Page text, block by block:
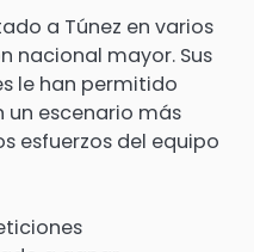
a Túnez en varios
nacional mayor. Sus
le han permitido
un escenario más
esfuerzos del equipo